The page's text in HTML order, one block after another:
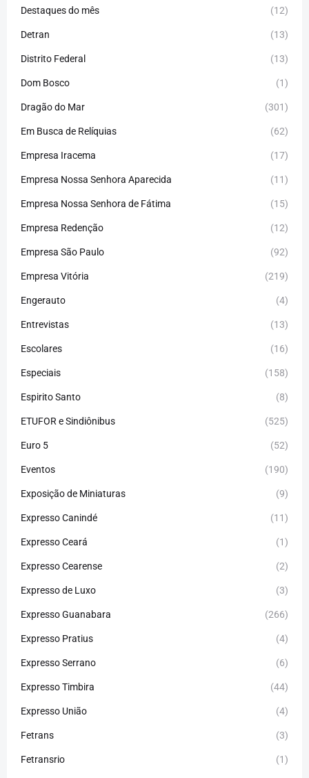
Destaques do mês (12)
Detran (13)
Distrito Federal (13)
Dom Bosco (1)
Dragão do Mar (301)
Em Busca de Relíquias (62)
Empresa Iracema (17)
Empresa Nossa Senhora Aparecida (11)
Empresa Nossa Senhora de Fátima (15)
Empresa Redenção (12)
Empresa São Paulo (92)
Empresa Vitória (219)
Engerauto (4)
Entrevistas (13)
Escolares (16)
Especiais (158)
Espirito Santo (8)
ETUFOR e Sindiônibus (525)
Euro 5 (52)
Eventos (190)
Exposição de Miniaturas (9)
Expresso Canindé (11)
Expresso Ceará (1)
Expresso Cearense (2)
Expresso de Luxo (3)
Expresso Guanabara (266)
Expresso Pratius (4)
Expresso Serrano (6)
Expresso Timbira (44)
Expresso União (4)
Fetrans (3)
Fetransrio (1)